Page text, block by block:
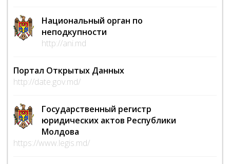
Национальный орган по
неподкупности
http://ani.md
Портал Открытых Данных
http://date.gov.md/
Государственный регистр
юридических актов Республики
Молдова
https://www.legis.md/